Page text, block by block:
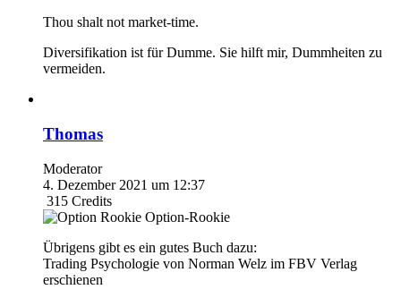
Thou shalt not market-time.
Diversifikation ist für Dumme. Sie hilft mir, Dummheiten zu
vermeiden.
Thomas
Moderator
4. Dezember 2021 um 12:37
315 Credits
Option-Rookie
Übrigens gibt es ein gutes Buch dazu:
Trading Psychologie von Norman Welz im FBV Verlag
erschienen